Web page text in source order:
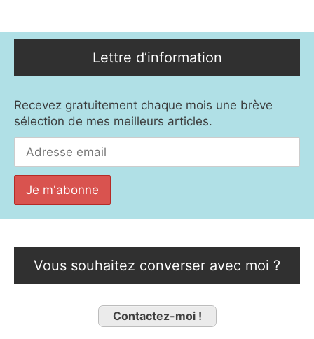
Lettre d’information
Recevez gratuitement chaque mois une brève
sélection de mes meilleurs articles.
Vous souhaitez converser avec moi ?
Contactez-moi !